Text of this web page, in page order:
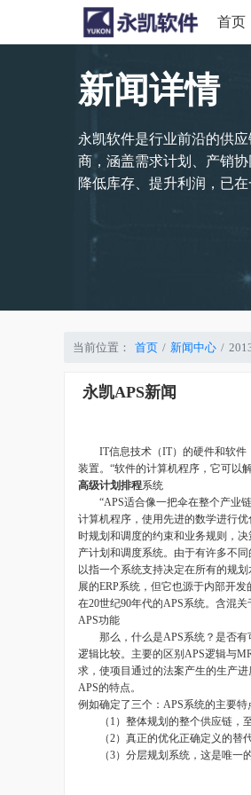
首页
新闻详情
永凯软件是行业前沿的供
商，涵盖需求计划、产销
降低库存、提升利润，已
当前位置： 首页 新闻中心
永凯APS新闻
IT信息技术（IT）的硬件和软件，
装置。“软件的计算机程序，它可以
高级计划排程系统
“APS适合像一把伞在整个产业链
计算机程序，使用先进的数学进行
时规划和调度的约束和业务规则，
产计划和调度系统。由于有许多不
以指一个系统支持决定在所有的规
展的ERP系统，但它也源于内部开
在20世纪90年代的APS系统。含混
APS功能
那么，什么是APS系统？是否有
逻辑比较。主要的区别APS逻辑与
求，使项目通过的法案产生的生产
APS的特点。
例如确定了三个：APS系统的主要特
（1）整体规划的整个供应链，至
（2）真正的优化正确定义的替代
（3）分层规划系统，这是唯一的